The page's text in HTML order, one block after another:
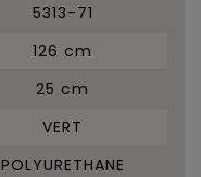
5313-71
126 cm
25 cm
VERT
POLYURETHANE